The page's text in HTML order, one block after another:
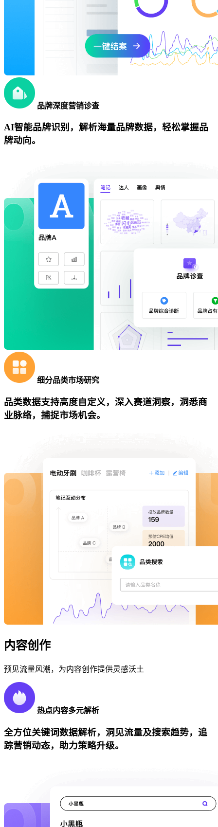
品牌深度营销诊查
AI智能品牌识别，解析海量品牌数据，轻松掌握品
牌动向。
细分品类市场研究
品类数据支持高度自定义，深入赛道洞察，洞悉商
业脉络，捕捉市场机会。
内容创作
预见流量风潮，为内容创作提供灵感沃土
热点内容多元解析
全方位关键词数据解析，洞见流量及搜索趋势，追
踪营销动态，助力策略升级。